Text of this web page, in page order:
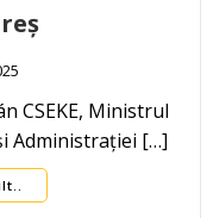
CSEKE, Ministrul
Administrației […]